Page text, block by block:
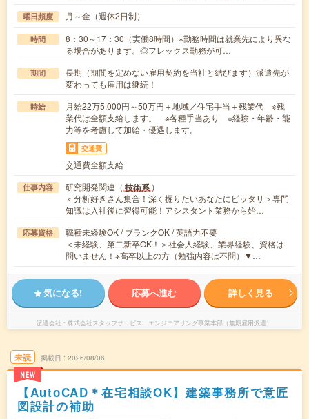
曜日頻度 月～金（週休2日制）
時間
8：30～17：30（実働8時間）※勤務時間は就業先により異な
る場合があります。◎フレックス勤務が可…
期間
長期（期間を定めない雇用契約を当社と結びます）派遣先が
変わっても雇用は継続！
時給
月給22万5,000円～50万円＋地域／住宅手当＋残業代 ※残
業代は全額支給します。 ※各種手当あり ※経験・年齢・能
力等を考慮して加給・優遇します。
交通費
交通費全額支給
仕事内容 研究開発関連（ 技術系 ）
＜分析好きさん集合！深く掘りたいあなたにピッタリ＞専門
知識は入社後に習得可能！アシスタント業務から始…
応募資格
職種未経験OK / ブランクOK / 英語力不要
＜未経験、第二新卒OK！＞社会人経験、業界経験、資格は
問いません！※高卒以上の方（勉強内容は不問）▼…
気になる! 応募へ進む 詳しく見る
派遣会社 株式会社スタッフサービス エンジニアリング事業本部（無期雇用派遣）
未読
NEW
掲載日 2026/08/06
【AutoCAD＊在宅相談OK】建築事務所で意匠
図設計の補助